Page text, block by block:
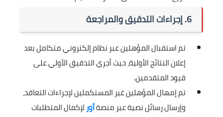
6. إجراءات التدقيق والمراجعة
تم استقبال المؤهلين عبر نظام إلكتروني متكامل بعد
إعلان النتائج الأولية، حيث أجري التدقيق الأولي على
قيود المتقدمين.
تم إمهال المؤهلين غير المستكملين لإجراءات التعاقد،
وإرسال رسائل نصية عبر منصةأورلإكمال المتطلبات